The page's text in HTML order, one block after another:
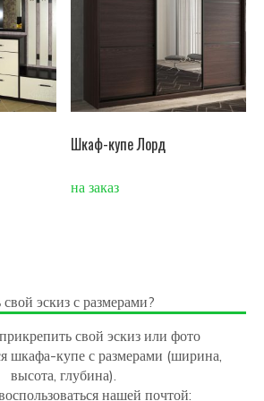
Шкаф-купе Лорд
на заказ
свой эскиз с размерами?
свой эскиз или фото
шкафа-купе с размерами (ширина,
высота, глубина).
нашей почтой: